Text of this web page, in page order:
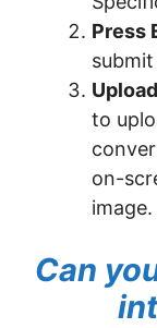
Press
to
on-
image.
Can